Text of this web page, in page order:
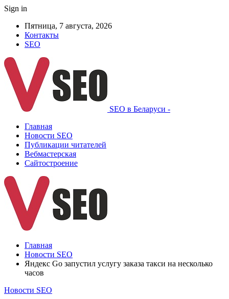
Sign in
Пятница, 7 августа, 2026
Контакты
SEO
SEO в Беларуси -
Главная
Новости SEO
Публикации читателей
Вебмастерская
Сайтостроение
Главная
Новости SEO
Яндекс Go запустил услугу заказа такси на несколько
часов
Новости SEO